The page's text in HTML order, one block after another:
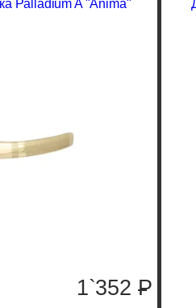
Palladium A "Anima"
1`352 P